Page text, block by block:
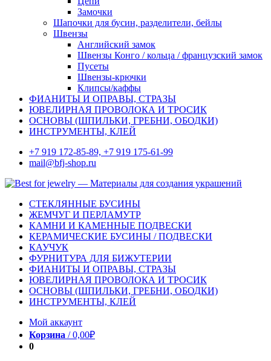
Замочки
Шапочки для бусин, разделители, бейлы
Швензы
Английский замок
Швензы Конго / кольца / французский замок
Пусеты
Швензы-крючки
Клипсы/каффы
ФИАНИТЫ И ОПРАВЫ, СТРАЗЫ
ЮВЕЛИРНАЯ ПРОВОЛОКА И ТРОСИК
ОСНОВЫ (ШПИЛЬКИ, ГРЕБНИ, ОБОДКИ)
ИНСТРУМЕНТЫ, КЛЕЙ
+7 919 172-85-89, +7 919 175-61-99
mail@bfj-shop.ru
СТЕКЛЯННЫЕ БУСИНЫ
ЖЕМЧУГ И ПЕРЛАМУТР
КАМНИ И КАМЕННЫЕ ПОДВЕСКИ
КЕРАМИЧЕСКИЕ БУСИНЫ / ПОДВЕСКИ
КАУЧУК
ФУРНИТУРА ДЛЯ БИЖУТЕРИИ
ФИАНИТЫ И ОПРАВЫ, СТРАЗЫ
ЮВЕЛИРНАЯ ПРОВОЛОКА И ТРОСИК
ОСНОВЫ (ШПИЛЬКИ, ГРЕБНИ, ОБОДКИ)
ИНСТРУМЕНТЫ, КЛЕЙ
Мой аккаунт
Корзина /0,00₽
0